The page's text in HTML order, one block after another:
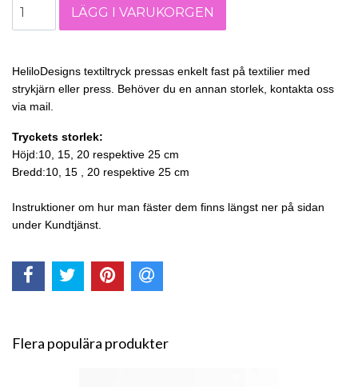
HeliloDesigns textiltryck pressas enkelt fast på textilier med
strykjärn eller press. Behöver du en annan storlek, kontakta oss
via mail.
Tryckets storlek:
Höjd:10, 15, 20 respektive 25 cm
Bredd:10, 15 , 20 respektive 25 cm
Instruktioner om hur man fäster dem finns längst ner på sidan
under Kundtjänst.
Flera populära produkter